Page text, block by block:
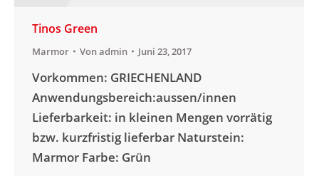
Tinos Green
Marmor Vonadmin Juni 23, 2017
Vorkommen: GRIECHENLAND
Anwendungsbereich:aussen/innen
Lieferbarkeit: in kleinen Mengen vorrätig
bzw. kurzfristig lieferbar Naturstein:
Marmor Farbe: Grün